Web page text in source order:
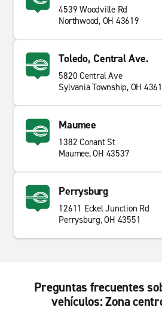
4539 Woodville Rd
Northwood, OH 43619
Toledo, Central Ave.
5820 Central Ave
Sylvania Township, OH
Maumee
1382 Conant St
Maumee, OH 43537
Perrysburg
12611 Eckel Junction Rd
Perrysburg, OH 43551
Preguntas frecuentes
vehículos: Zona